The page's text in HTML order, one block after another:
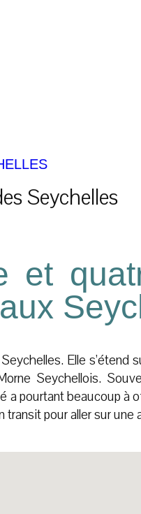
Seychelles
et
Elle s’étend
Seychellois.
a pourtant beaucoup à
pour aller sur une